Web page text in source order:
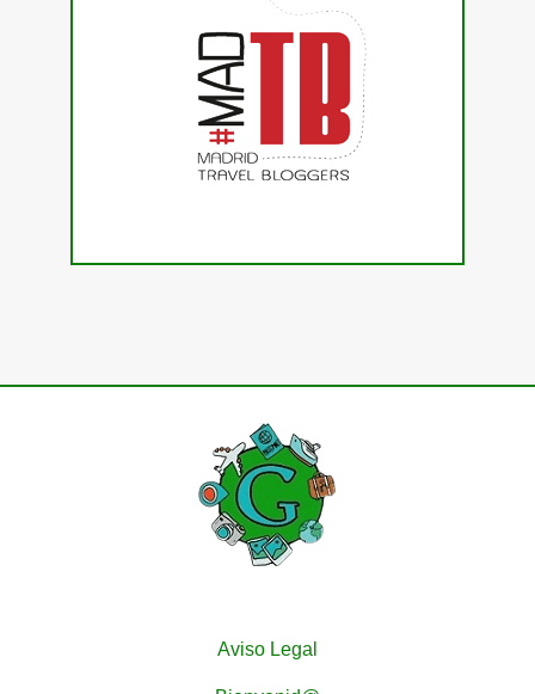
Aviso Legal